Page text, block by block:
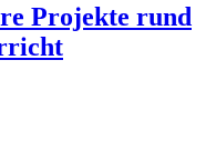
Projekte rund